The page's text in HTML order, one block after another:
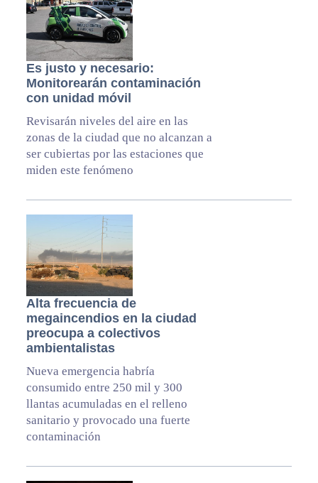
Es justo y necesario:
Monitorearán contaminación
con unidad móvil
Revisarán niveles del aire en las
zonas de la ciudad que no alcanzan a
ser cubiertas por las estaciones que
miden este fenómeno
Alta frecuencia de
megaincendios en la ciudad
preocupa a colectivos
ambientalistas
Nueva emergencia habría
consumido entre 250 mil y 300
llantas acumuladas en el relleno
sanitario y provocado una fuerte
contaminación